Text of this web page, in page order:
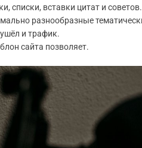
списки, вставки цитат и советов.
разнообразные
и трафик.
сайта позволяет.